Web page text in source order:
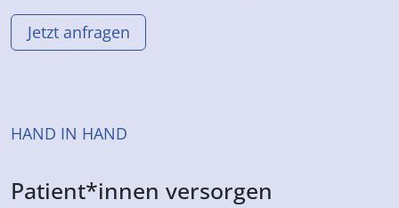
Jetzt anfragen
HAND IN HAND
Patient*innen versorgen